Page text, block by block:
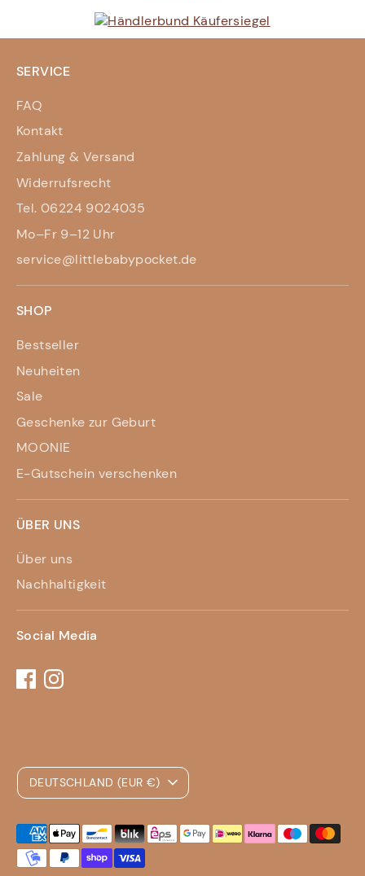
SERVICE
FAQ
Kontakt
Zahlung & Versand
Widerrufsrecht
Tel. 06224 9024035
Mo–Fr 9–12 Uhr
service@littlebabypocket.de
SHOP
Bestseller
Neuheiten
Sale
Geschenke zur Geburt
MOONIE
E-Gutschein verschenken
ÜBER UNS
Über uns
Nachhaltigkeit
Social Media
Währung
DEUTSCHLAND (EUR €)
Akzeptierte
Zahlungsarten